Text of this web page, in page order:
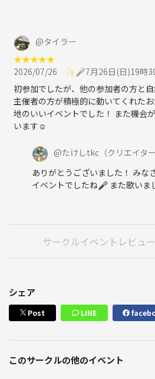
@タイラー
★★★★★
2026/07/26
✨️🎤7月26日(日)19時30分〜栄
初参加でしたが、他の参加者の方と自
主催者の方が積極的に動いてくれた
地のいいイベントでした！ また機会
います☺️
@たけしtkc （クリエイター
ありがとうございました！ みな
イベントでしたね🎤 また歌いま
サークルイベントレビュ
シェア
Post LINE
このサークルの他のイベント